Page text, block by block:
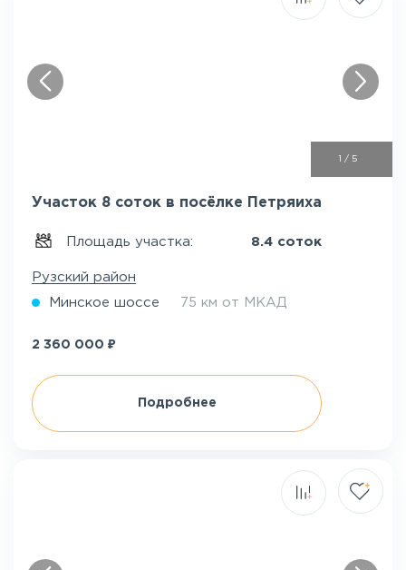
/ 5
Участок 8 соток в посёлке Петряиха
Площадь участка: 8.4 соток
Рузский район
Минское шоссе 75 км от МКАД
2 360 000 ₽
Подробнее